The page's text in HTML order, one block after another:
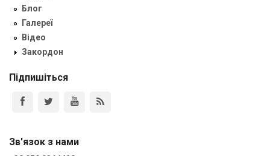
Блог
Галереї
Відео
Закордон
Підпишіться
Зв'язок з нами